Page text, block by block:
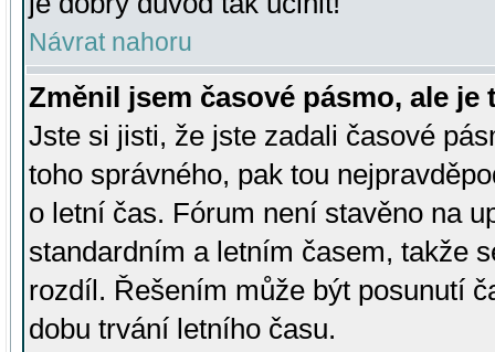
Návrat nahoru
Změnil jsem časové pásmo, ale je
Jste si jisti, že jste zadali časové
toho správného, pak tou
o letní čas. Fórum není stavěno na
standardním a letním časem, takže
rozdíl. Řešením může být posunutí
dobu trvání letního času.